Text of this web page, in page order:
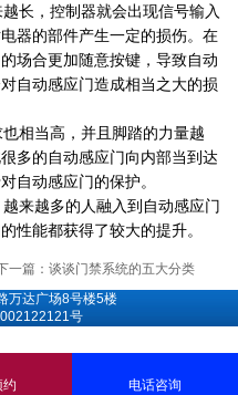
长，控制器就会出现信号输入
器的部件产生一定的损伤。在
场合更加随意按键，导致自动
自动感应门造成相当之大的损
相当高，并且脚踏的力量越
多的自动感应门向内部当到达
自动感应门的保护。
来越多的人融入到自动感应门
性能都获得了较大的提升。
一篇： 谈谈门禁系统的五大分类
万达广场8号楼5楼
号
约 电话咨询